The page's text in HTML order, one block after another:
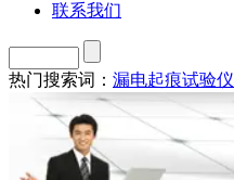
联系我们
热门搜索词： 漏电起痕试验仪